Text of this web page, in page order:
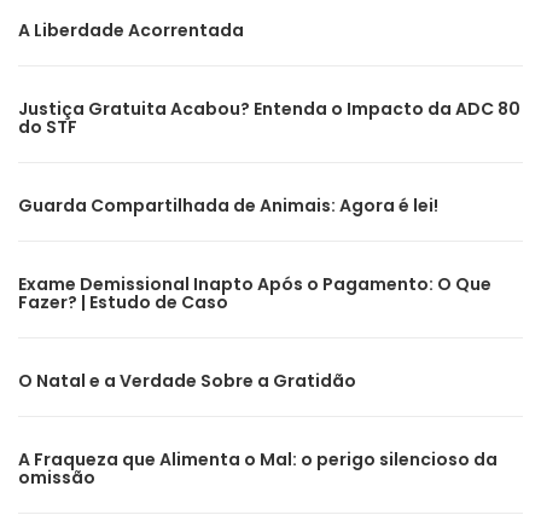
A Liberdade Acorrentada
Justiça Gratuita Acabou? Entenda o Impacto da ADC 80
do STF
Guarda Compartilhada de Animais: Agora é lei!
Exame Demissional Inapto Após o Pagamento: O Que
Fazer? | Estudo de Caso
O Natal e a Verdade Sobre a Gratidão
A Fraqueza que Alimenta o Mal: o perigo silencioso da
omissão